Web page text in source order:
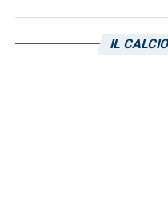
Sampdoria sarà
IL